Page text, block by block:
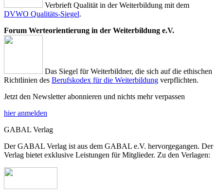
Verbrieft Qualität in der Weiterbildung mit dem
DVWO Qualitäts-Siegel.
Forum Werteorientierung in der Weiterbildung e.V.
Das Siegel für Weiterbildner, die sich auf die ethischen
Richtlinien des Berufskodex für die Weiterbildung verpflichten.
Jetzt den Newsletter abonnieren und nichts mehr verpassen
hier anmelden
GABAL Verlag
Der GABAL Verlag ist aus dem GABAL e.V. hervorgegangen. Der
Verlag bietet exklusive Leistungen für Mitglieder. Zu den Verlagen: